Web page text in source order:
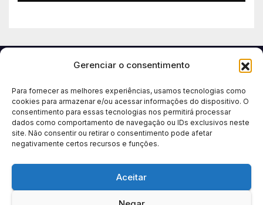
Gerenciar o consentimento
Para fornecer as melhores experiências, usamos tecnologias como
cookies para armazenar e/ou acessar informações do dispositivo. O
consentimento para essas tecnologias nos permitirá processar
dados como comportamento de navegação ou IDs exclusivos neste
site. Não consentir ou retirar o consentimento pode afetar
negativamente certos recursos e funções.
Aceitar